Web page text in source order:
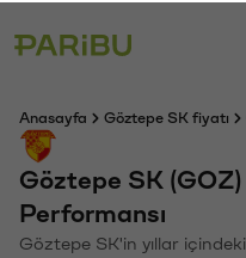
Anasayfa Göztepe SK fiyatı
Göztepe SK
Performansı
Göztepe SK'in yıllar